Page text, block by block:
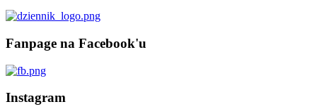
Fanpage na Facebook'u
Instagram